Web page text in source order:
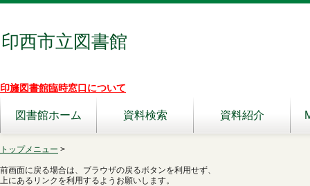
印西市立図書館
印旛図書館臨時窓口について
図書館ホーム 資料検索 資料紹介
トップメニュー >
前画面に戻る場合は、ブラウザの戻るボタンを利用せず、
上にあるリンクを利用するようお願いします。